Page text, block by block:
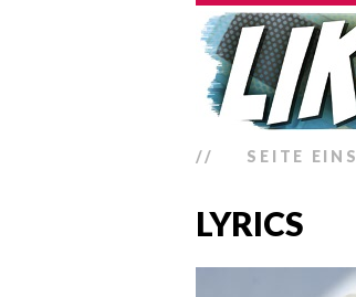
// SEITE EINS
LYRICS